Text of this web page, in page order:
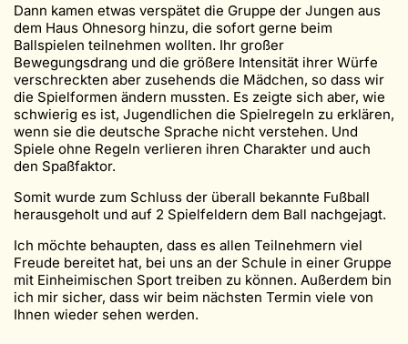
Dann kamen etwas verspätet die Gruppe der Jungen aus
dem Haus Ohnesorg hinzu, die sofort gerne beim
Ballspielen teilnehmen wollten. Ihr großer
Bewegungsdrang und die größere Intensität ihrer Würfe
verschreckten aber zusehends die Mädchen, so dass wir
die Spielformen ändern mussten. Es zeigte sich aber, wie
schwierig es ist, Jugendlichen die Spielregeln zu erklären,
wenn sie die deutsche Sprache nicht verstehen. Und
Spiele ohne Regeln verlieren ihren Charakter und auch
den Spaßfaktor.
Somit wurde zum Schluss der überall bekannte Fußball
herausgeholt und auf 2 Spielfeldern dem Ball nachgejagt.
Ich möchte behaupten, dass es allen Teilnehmern viel
Freude bereitet hat, bei uns an der Schule in einer Gruppe
mit Einheimischen Sport treiben zu können. Außerdem bin
ich mir sicher, dass wir beim nächsten Termin viele von
Ihnen wieder sehen werden.